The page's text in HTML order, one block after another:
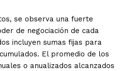
se observa una fuerte
de negociación de cada
incluyen sumas fijas para
El promedio de los
o anualizados alcanzados